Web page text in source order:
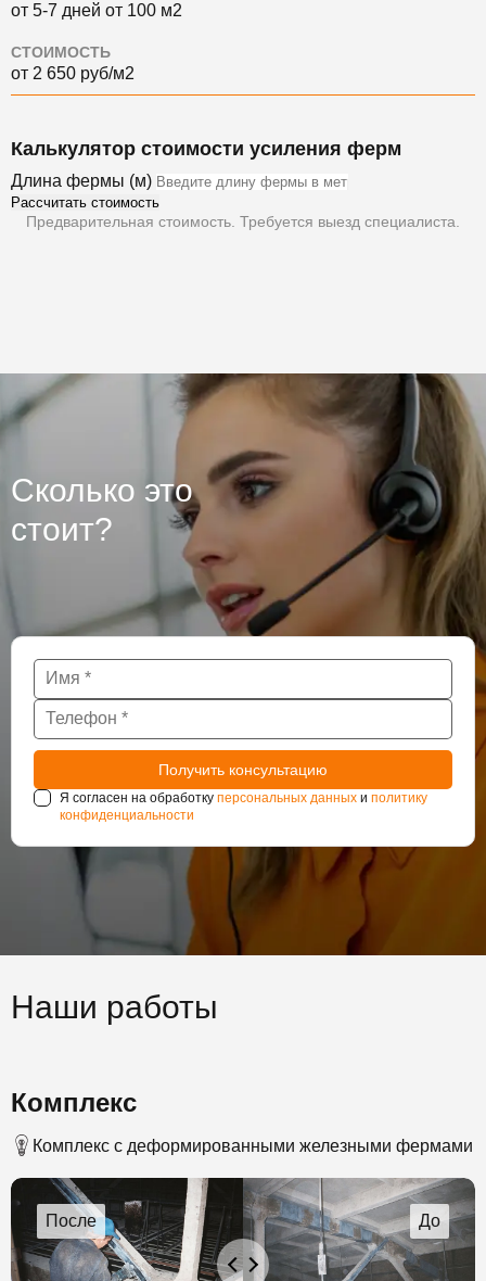
от 5-7 дней от 100 м2
СТОИМОСТЬ
от 2 650 руб/м2
Калькулятор стоимости усиления ферм
Длина фермы (м)
Рассчитать стоимость
Предварительная стоимость. Требуется выезд специалиста.
Сколько это
стоит?
Я согласен на обработку персональных данных и политику
конфиденциальности
Наши работы
Комплекс
Комплекс с деформированными железными фермами